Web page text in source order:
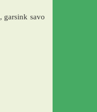
garsink savo